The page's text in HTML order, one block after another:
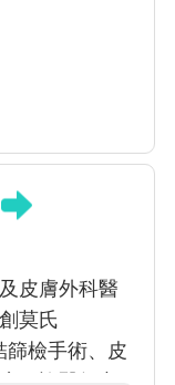
皮膚外科醫
莫氏
篩檢手術、皮